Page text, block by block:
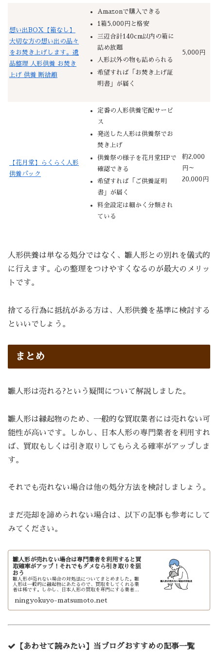
想い出BOX【箱なし】
大切な方の想い出の品々
をお焚き上げします。遺
品整理 人形供養 お焚き
上げ 供養 断捨離
Amazonで購入できる
1箱5,000円と格安
三辺合計140cm以内の箱に
詰め放題
人形以外の物も詰められる
希望すれば「お焚き上げ証
明書」が届く
5,000円
【花月堂】らくらく人形
供養パック
定番の人形供養宅配サービ
ス
発送した人形は供養祭でお
焚き上げ
供養祭の様子を花月堂HPで
確認できる
希望すれば「ご供養証明
書」が届く
料金設定は細かく分類され
ている
約2,000
円～
20,000円
人形供養は単なる処分ではなく、雛人形との別れを儀式的
に行えます。心の整理をつけやすくなるのが最大のメリッ
トです。
捨てる行為に抵抗がある方は、人形供養を基準に検討する
といいでしょう。
まとめ
雛人形は売れる?という疑問について解説しました。
雛人形は縁起物のため、一般的な買取業者には売れない可
能性が高いです。しかし、日本人形の専門業者を利用すれ
ば、買取もしくは引き取りしてもらえる確率がアップしま
す。
それでも売れない場合は他の処分方法を検討しましょう。
まだ売却を諦められない場合は、以下の記事も参考にして
みてください。
雛人形が売れない場合は専門業者を利用すると買
取確率がアップ！それでもダメなら引き取りを狙
おう
雛人形が売れない場合の対処法についてまとめました。雛
人形は一般的に縁起物にあたるので、買取をしてくれる業
者は稀です。しかし、日本人形の買取を専門にする業者や
ningyokuyo-matsumoto.net
【あわせて読みたい】当ブログおすすめの記事一覧